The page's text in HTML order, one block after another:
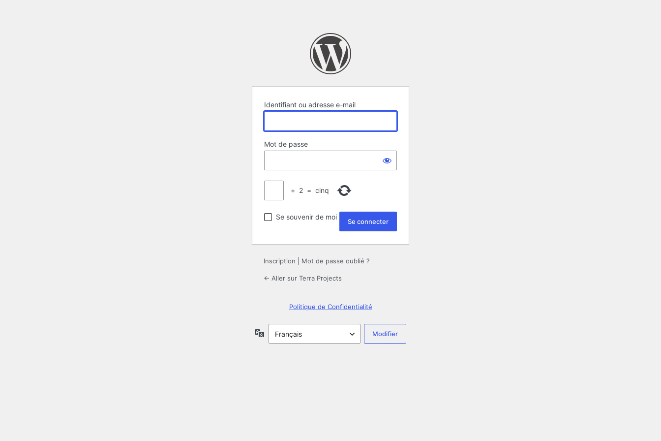
Identifiant ou adresse e-mail
Mot de passe
+ 2 = cinq
Se souvenir de moi
Inscription Mot de passe oublié ?
← Aller sur Terra Projects
Politique de Confidentialité
Langue